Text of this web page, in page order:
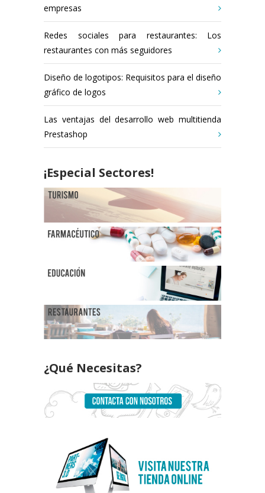
empresas
Redes sociales para restaurantes: Los
restaurantes con más seguidores
Diseño de logotipos: Requisitos para el diseño
gráfico de logos
Las ventajas del desarrollo web multitienda
Prestashop
¡Especial Sectores!
¿Qué Necesitas?